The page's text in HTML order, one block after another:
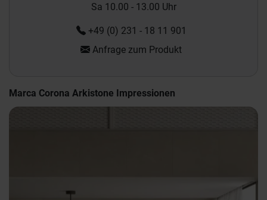
Sa 10.00 - 13.00 Uhr
+49 (0) 231 - 18 11 901
Anfrage zum Produkt
Marca Corona Arkistone Impressionen